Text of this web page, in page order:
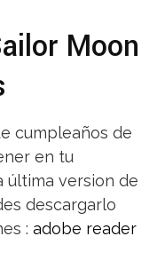
Moon
cumpleaños de
en tu
version de
descargarlo
: adobe reader